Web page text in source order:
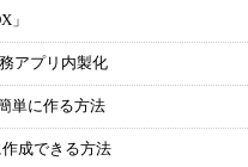
」
アプリ内製化
単に作る方法
成できる方法